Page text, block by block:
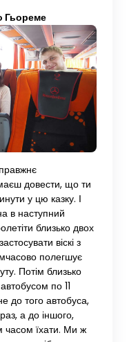
Гьореме
довести, що ти
у цю казку. І
в наступний
близько двох
віскі з
полегшує
Потім близько
по 11
до того автобуса,
а до іншого,
часом їхати. Ми ж